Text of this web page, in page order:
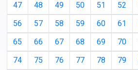
47
48 49 50 51 52
56
57 58 59 60 61
65
66 67 68 69 70
74
75 76 77 78 79